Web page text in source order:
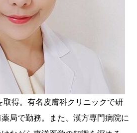
得。有名皮膚科クリニックで研
局で勤務。また、漢方専門病院に